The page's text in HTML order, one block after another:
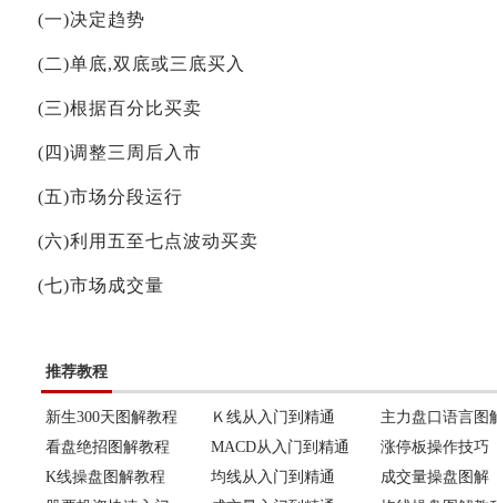
(一)决定趋势
(二)单底,双底或三底买入
(三)根据百分比买卖
(四)调整三周后入市
(五)市场分段运行
(六)利用五至七点波动买卖
(七)市场成交量